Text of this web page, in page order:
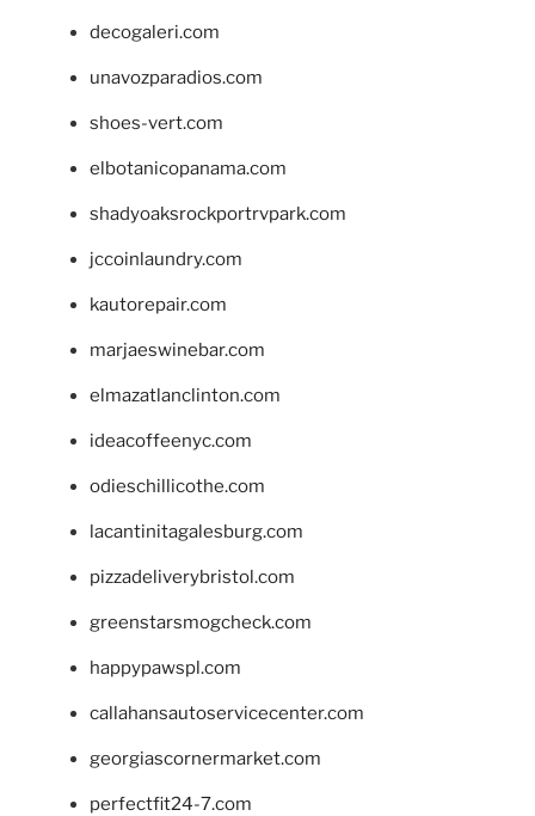
decogaleri.com
unavozparadios.com
shoes-vert.com
elbotanicopanama.com
shadyoaksrockportrvpark.com
jccoinlaundry.com
kautorepair.com
marjaeswinebar.com
elmazatlanclinton.com
ideacoffeenyc.com
odieschillicothe.com
lacantinitagalesburg.com
pizzadeliverybristol.com
greenstarsmogcheck.com
happypawspl.com
callahansautoservicecenter.com
georgiascornermarket.com
perfectfit24-7.com